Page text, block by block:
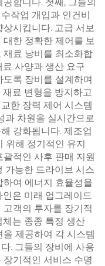
작업 개입과 인건비
시킵니다. 고급 서보
한 정확한 제어를 보
재료 낭비를 최소화합
사양과 생산 요구
록 장비를 설계하며
료 변형을 방지하고
한 장력 제어 시스템
과 차원을 실시간으로
강화됩니다. 제조업
위해 정기적인 유지
적인 사후 판매 지원
가능한 드라이브 시스
여 에너지 효율성을
은 미래 업그레이드
객의 투자를 장기적
는 종종 특정 생산
제공하여 각 시스템
. 그들의 장비에 사용
기적인 서비스 수명